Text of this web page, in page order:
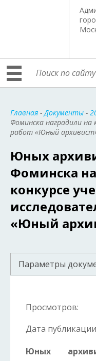
Главная -Документы -
Фоминска наградили на
работ «Юный
Юных
Фоминска
конкурсе
«Юный
Параметры
Просмотров:
Дата
Юных